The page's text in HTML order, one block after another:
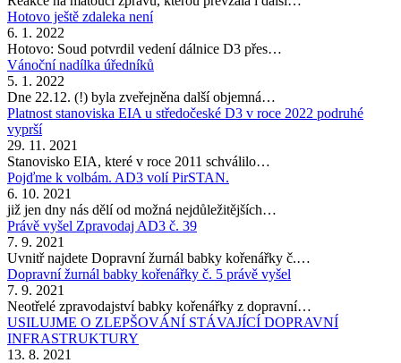
Hotovo ještě zdaleka není
6. 1. 2022
Hotovo: Soud potvrdil vedení dálnice D3 přes…
Vánoční nadílka úředníků
5. 1. 2022
Dne 22.12. (!) byla zveřejněna další objemná…
Platnost stanoviska EIA u středočeské D3 v roce 2022 podruhé
vyprší
29. 11. 2021
Stanovisko EIA, které v roce 2011 schválilo…
Pojďme k volbám. AD3 volí PirSTAN.
6. 10. 2021
již jen dny nás dělí od možná nejdůležitějších…
Právě vyšel Zpravodaj AD3 č. 39
7. 9. 2021
Uvnitř najdete Dopravní žurnál babky kořenářky č.…
Dopravní žurnál babky kořenářky č. 5 právě vyšel
7. 9. 2021
Neotřelé zpravodajství babky kořenářky z dopravní…
USILUJME O ZLEPŠOVÁNÍ STÁVAJÍCÍ DOPRAVNÍ
INFRASTRUKTURY
13. 8. 2021